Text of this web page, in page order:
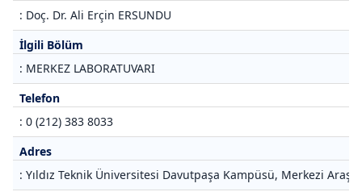
: Doç. Dr. Ali Erçin ERSUNDU
İlgili Bölüm
: MERKEZ LABORATUVARI
Telefon
: 0 (212) 383 8033
Adres
: Yıldız Teknik Üniversitesi Davutpaşa Kampüsü, Merkezi